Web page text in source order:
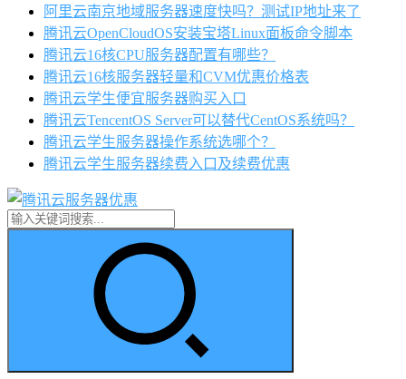
阿里云南京地域服务器速度快吗？测试IP地址来了
腾讯云OpenCloudOS安装宝塔Linux面板命令脚本
腾讯云16核CPU服务器配置有哪些？
腾讯云16核服务器轻量和CVM优惠价格表
腾讯云学生便宜服务器购买入口
腾讯云TencentOS Server可以替代CentOS系统吗？
腾讯云学生服务器操作系统选哪个？
腾讯云学生服务器续费入口及续费优惠